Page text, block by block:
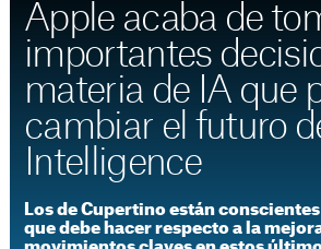
Apple acaba de
importantes
materia de IA que
cambiar el futuro
Intelligence
Los de Cupertino están
que debe hacer respecto a la